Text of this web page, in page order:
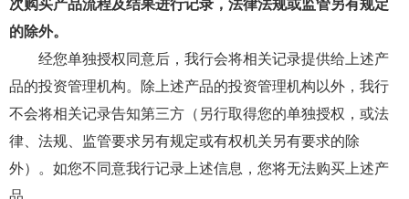
次购买产品流程及结果进行记录，法律法规或监管另有规定
的除外。
经您单独授权同意后，我行会将相关记录提供给上述产
品的投资管理机构。除上述产品的投资管理机构以外，我行
不会将相关记录告知第三方（另行取得您的单独授权，或法
律、法规、监管要求另有规定或有权机关另有要求的除
外）。如您不同意我行记录上述信息，您将无法购买上述产
品。